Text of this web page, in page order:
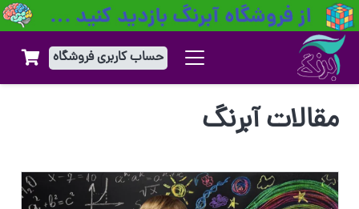
حساب کاربری فروشگاه
مقالات آبرنگ